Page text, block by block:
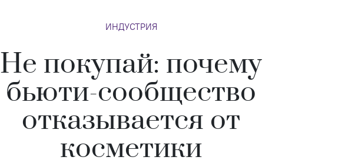
Не покупай: почему
бьюти-сообщество
отказывается от
косметики
ИНДУСТРИЯ